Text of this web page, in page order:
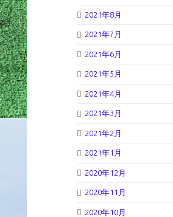
2021年8月
2021年7月
2021年6月
2021年5月
2021年4月
2021年3月
2021年2月
2021年1月
2020年12月
2020年11月
2020年10月